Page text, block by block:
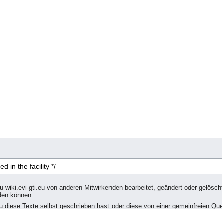
wiki.evi-gti.eu von anderen Mitwirkenden bearbeitet, geändert oder
können.
diese Texte selbst geschrieben hast oder diese von einer gemeinfreien